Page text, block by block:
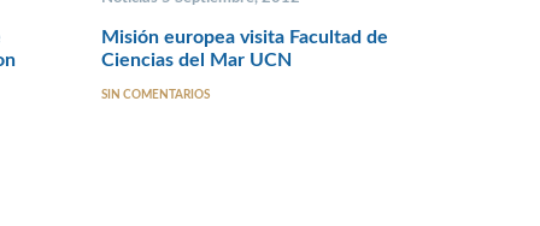
Misión europea visita Facultad de
Ciencias del Mar UCN
SIN COMENTARIOS